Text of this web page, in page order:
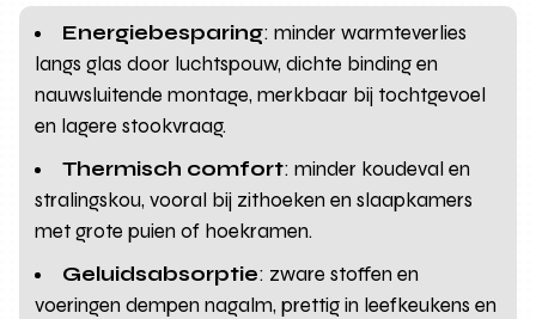
Energiebesparing: minder warmteverlies
langs glas door luchtspouw, dichte binding en
nauwsluitende montage, merkbaar bij tochtgevoel
en lagere stookvraag.
Thermisch comfort: minder koudeval en
stralingskou, vooral bij zithoeken en slaapkamers
met grote puien of hoekramen.
Geluidsabsorptie: zware stoffen en
voeringen dempen nagalm, prettig in leefkeukens en